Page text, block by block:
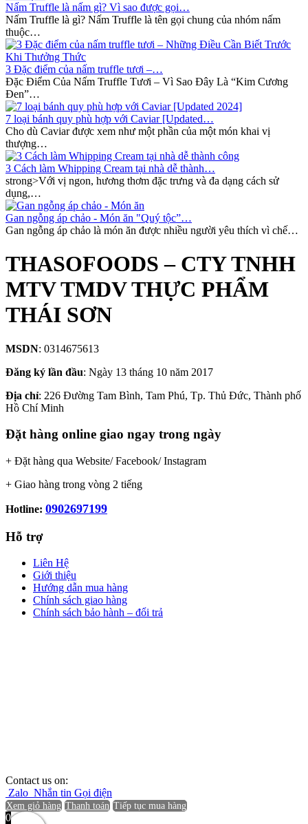
Nấm Truffle là nấm gì? Vì sao được gọi…
Nấm Truffle là gì? Nấm Truffle là tên gọi chung của nhóm nấm
thuộc…
3 Đặc điểm của nấm truffle tươi –…
Đặc Điểm Của Nấm Truffle Tươi – Vì Sao Đây Là “Kim Cương
Đen”…
7 loại bánh quy phù hợp với Caviar [Updated…
Cho dù Caviar được xem như một phần của một món khai vị
thượng…
3 Cách làm Whipping Cream tại nhà dễ thành…
strong>Với vị ngon, hương thơm đặc trưng và đa dạng cách sử
dụng,…
Gan ngỗng áp chảo - Món ăn "Quý tộc”…
Gan ngỗng áp chảo là món ăn được nhiều người yêu thích vì chế…
THASOFOODS – CTY TNHH
MTV TMDV THỰC PHẨM
THÁI SƠN
MSDN: 0314675613
Đăng ký lần đầu: Ngày 13 tháng 10 năm 2017
Địa chỉ: 226 Đường Tam Bình, Tam Phú, Tp. Thủ Đức, Thành phố
Hồ Chí Minh
Đặt hàng online giao ngay trong ngày
+ Đặt hàng qua Website/ Facebook/ Instagram
+ Giao hàng trong vòng 2 tiếng
Hotline: 0902697199
Hỗ trợ
Liên Hệ
Giới thiệu
Hướng dẫn mua hàng
Chính sách giao hàng
Chính sách bảo hành – đổi trả
Contact us on:
Zalo Nhắn tin Gọi điện
Xem giỏ hàng Thanh toán Tiếp tục mua hàng
0